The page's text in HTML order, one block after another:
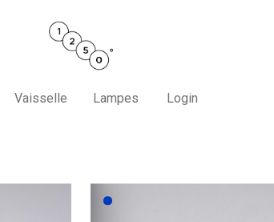
Vaisselle Lampes Login